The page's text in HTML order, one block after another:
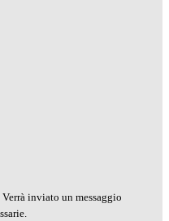
Verrà inviato un messaggio